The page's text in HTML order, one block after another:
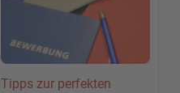
Tipps zur perfekten